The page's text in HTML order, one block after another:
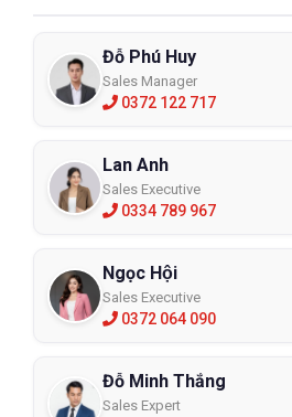
Đỗ Phú Huy
Sales Manager
0372 122 717
Lan Anh
Sales Executive
0334 789 967
Ngọc Hội
Sales Executive
0372 064 090
Đỗ Minh Thắng
Sales Expert